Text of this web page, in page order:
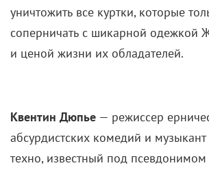
уничтожить все куртки, которые
соперничать с шикарной одежкой
и ценой жизни их обладателей.
Квентин Дюпье — режиссер
абсурдистских комедий и
техно, известный под псевдонимом